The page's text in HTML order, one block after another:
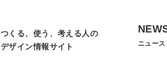
つくる、使う、考える人の
デザイン情報サイト
ニュース